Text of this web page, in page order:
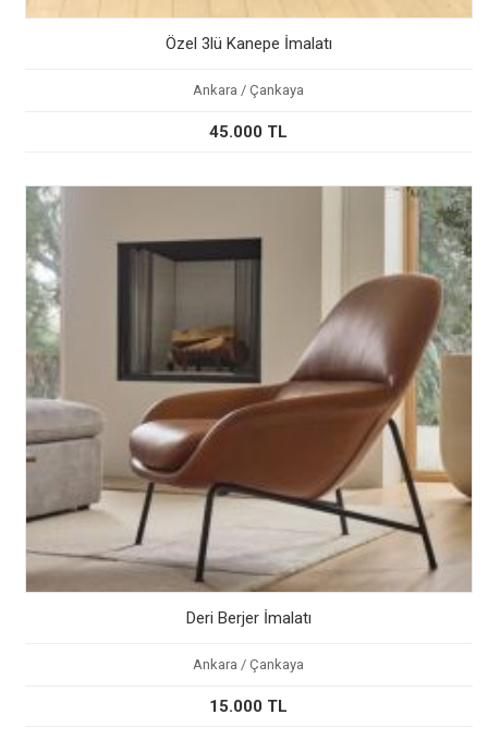
Özel 3lü Kanepe İmalatı
Ankara / Çankaya
45.000 TL
Deri Berjer İmalatı
Ankara / Çankaya
15.000 TL